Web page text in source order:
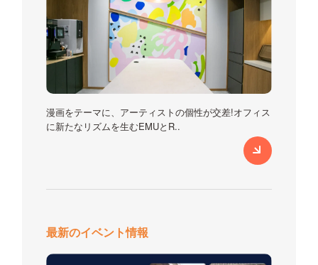
漫画をテーマに、アーティストの個性が交差!オフィス
に新たなリズムを生むEMUとR..
最新のイベント情報